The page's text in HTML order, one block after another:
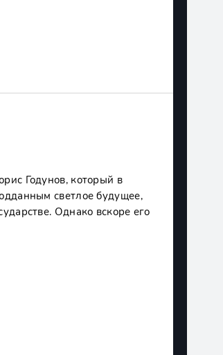
Годунов, который в
светлое будущее,
Однако вскоре его